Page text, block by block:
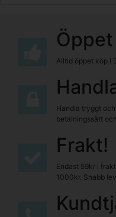
Alltid öppet köp i
Handla tryggt
betalningssätt
Frakt!
Endast 59kr i
1000kr. Snabb